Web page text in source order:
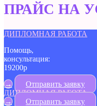
ПРАЙС НА
ДИПЛОМНАЯ РАБОТА
Помощь,
консультация:
19200р
→
Отправить заявку
ДИПЛОМНАЯ РАБОТА
→
Отправить заявку